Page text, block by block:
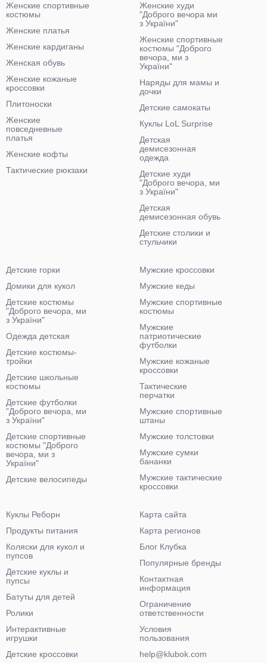
Женские спортивные
костюмы
Женские платья
Женские кардиганы
Женская обувь
Женские кожаные
кроссовки
Плитоноски
Женские
повседневные
платья
Женские кофты
Тактические рюкзаки
Женские худи
"Доброго вечора ми
з України"
Женские спортивные
костюмы "Доброго
вечора, ми з
України"
Наряды для мамы и
дочки
Детские самокаты
Куклы LoL Surprise
Детская
демисезонная
одежда
Детские худи
"Доброго вечора, ми
з України"
Детская
демисезонная обувь
Детские столики и
стульчики
Детские горки
Домики для кукол
Детские костюмы
"Доброго вечора, ми
з України"
Одежда детская
Детские костюмы-
тройки
Детские школьные
костюмы
Детские футболки
"Доброго вечора, ми
з України"
Детские спортивные
костюмы "Доброго
вечора, ми з
України"
Детские велосипеды
Мужские кроссовки
Мужские кеды
Мужские спортивные
костюмы
Мужские
патриотические
футболки
Мужские кожаные
кроссовки
Тактические
перчатки
Мужские спортивные
штаны
Мужские толстовки
Мужские сумки
бананки
Мужские тактические
кроссовки
Куклы Реборн
Продукты питания
Коляски для кукол и
пупсов
Детские куклы и
пупсы
Батуты для детей
Ролики
Интерактивные
игрушки
Детские кроссовки
Карта сайта
Карта регионов
Блог Клубка
Популярные бренды
Контактная
информация
Ограничение
ответственности
Условия
пользования
help@klubok.com